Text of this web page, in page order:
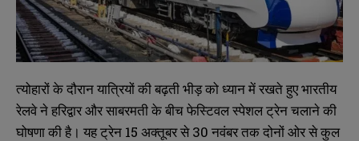
त्योहारों के दौरान यात्रियों की बढ़ती भीड़ को ध्यान में रखते हुए भारतीय
रेलवे ने हरिद्वार और साबरमती के बीच फेस्टिवल स्पेशल ट्रेन चलाने की
घोषणा की है। यह ट्रेन 15 अक्तूबर से 30 नवंबर तक दोनों ओर से कुल